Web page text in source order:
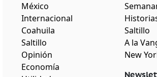
México
Internacional
Coahuila
Saltillo
Opinión
Economía
Saltillo
A la
New